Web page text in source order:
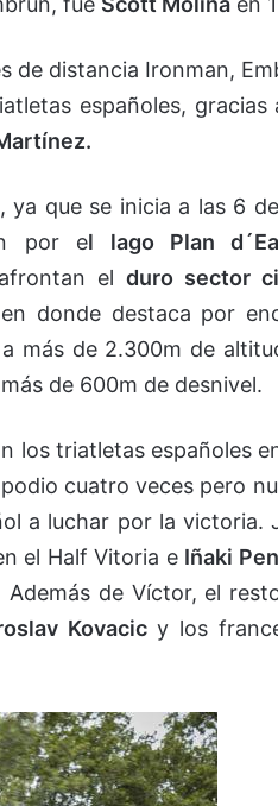
de distancia Ironman,
españoles,
ya que se inicia a las 6
por el lago Plan
el duro sector
donde destaca por
más de 2.300m de
de 600m de desnivel.
los triatletas españoles
cuatro veces pero
a luchar por la victoria.
el Half Vitoria e Iñaki
Además de Víctor, el
Kovacicy los